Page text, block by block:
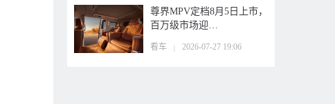
尊界MPV定档8月5日上市，
百万级市场迎…
看车 2026-07-27 19:06